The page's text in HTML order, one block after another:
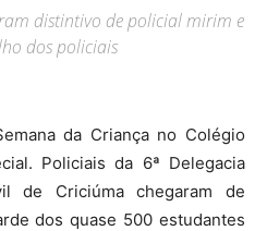
distintivo de policial mirim e
dos policiais
da Criança no Colégio
Policiais da 6ª Delegacia
de Criciúma chegaram de
dos quase 500 estudantes